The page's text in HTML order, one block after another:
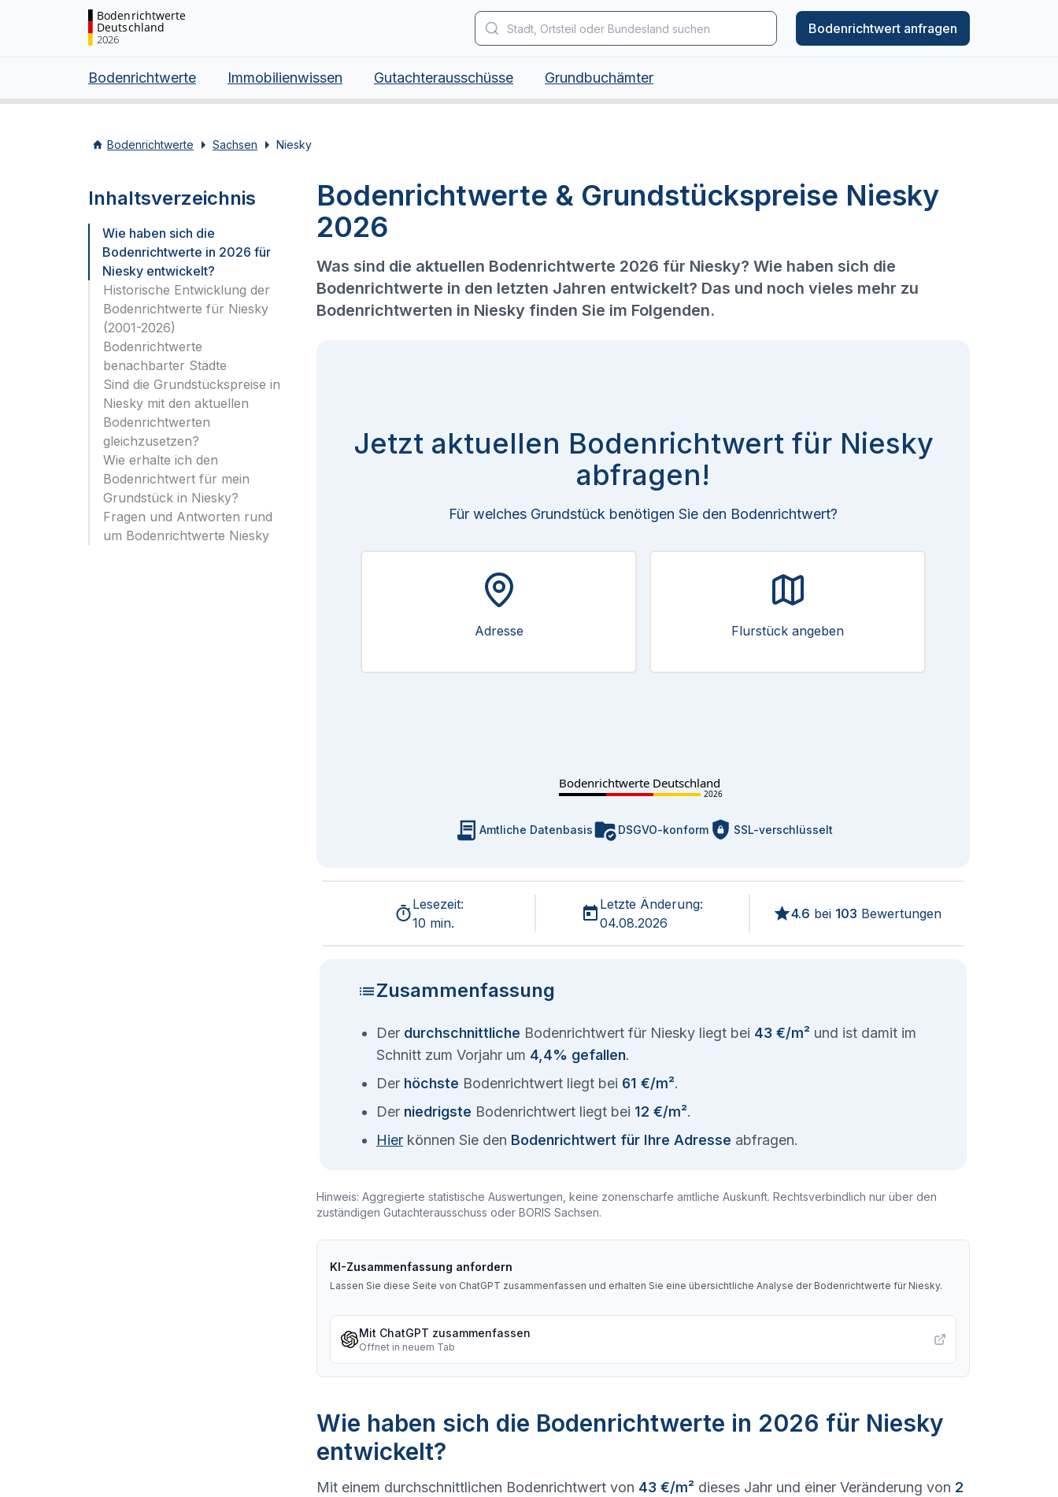
Bodenrichtwerte
Deutschland
2026
Bodenrichtwert anfragen
Bodenrichtwerte Immobilienwissen Gutachterausschüsse Grundbuchämter
Bodenrichtwerte Sachsen Niesky
Inhaltsverzeichnis
Wie haben sich die
Bodenrichtwerte in 2026 für
Niesky entwickelt?
Historische Entwicklung der
Bodenrichtwerte für Niesky
(2001-2026)
Bodenrichtwerte
benachbarter Städte
Sind die Grundstückspreise in
Niesky mit den aktuellen
Bodenrichtwerten
gleichzusetzen?
Wie erhalte ich den
Bodenrichtwert für mein
Grundstück in Niesky?
Fragen und Antworten rund
um Bodenrichtwerte Niesky
Bodenrichtwerte & Grundstückspreise Niesky
2026
Was sind die aktuellen Bodenrichtwerte 2026 für Niesky? Wie haben sich die
Bodenrichtwerte in den letzten Jahren entwickelt? Das und noch vieles mehr zu
Bodenrichtwerten in Niesky finden Sie im Folgenden.
Jetzt aktuellen Bodenrichtwert für Niesky
abfragen!
Für welches Grundstück benötigen Sie den Bodenrichtwert?
Adresse Flurstück angeben
Bodenrichtwerte Deutschland
2026
Amtliche Datenbasis DSGVO-konform SSL-verschlüsselt
Lesezeit:
10 min.
Letzte Änderung:
04.08.2026
4.6 bei 103 Bewertungen
Zusammenfassung
Der durchschnittliche Bodenrichtwert für Niesky liegt bei 43 €/m² und ist damit im
Schnitt zum Vorjahr um 4,4% gefallen.
Der höchste Bodenrichtwert liegt bei 61 €/m².
Der niedrigste Bodenrichtwert liegt bei 12 €/m².
Hier können Sie den Bodenrichtwert für Ihre Adresse abfragen.
Hinweis: Aggregierte statistische Auswertungen, keine zonenscharfe amtliche Auskunft. Rechtsverbindlich nur über den
zuständigen Gutachterausschuss oder BORIS Sachsen.
KI-Zusammenfassung anfordern
Lassen Sie diese Seite von ChatGPT zusammenfassen und erhalten Sie eine übersichtliche Analyse der Bodenrichtwerte für Niesky.
Mit ChatGPT zusammenfassen
Öffnet in neuem Tab
Wie haben sich die Bodenrichtwerte in 2026 für Niesky
entwickelt?
Mit einem durchschnittlichen Bodenrichtwert von 43 €/m² dieses Jahr und einer Veränderung von 2